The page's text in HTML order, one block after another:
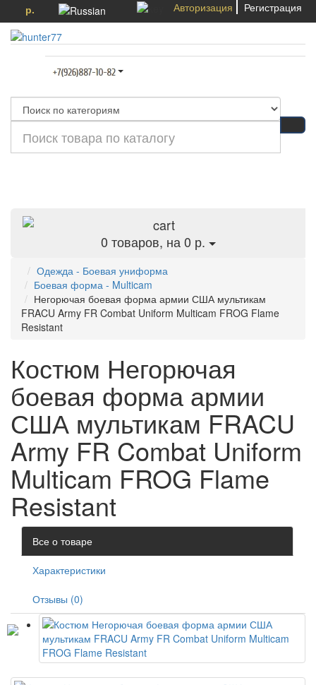
р. Авторизация Регистрация
0 товаров, на 0 р.
Одежда - Боевая униформа
Боевая форма - Multicam
Негорючая боевая форма армии США мультикам
FRACU Army FR Combat Uniform Multicam FROG Flame
Resistant
Костюм Негорючая
боевая форма армии
США мультикам FRACU
Army FR Combat Uniform
Multicam FROG Flame
Resistant
Все о товаре
Характеристики
Отзывы (0)